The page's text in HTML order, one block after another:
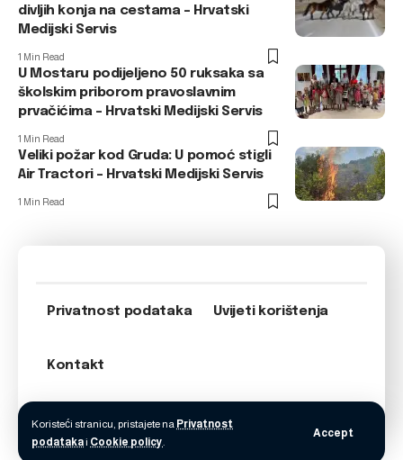
Koristeći stranicu, pristajete na Privatnost
podatakai Cookie policy.
Accept
divljih konja na cestama – Hrvatski
Medijski Servis
1 Min Read
U Mostaru podijeljeno 50 ruksaka sa
školskim priborom pravoslavnim
prvačićima – Hrvatski Medijski Servis
1 Min Read
Veliki požar kod Gruda: U pomoć stigli
Air Tractori – Hrvatski Medijski Servis
1 Min Read
Privatnost podataka Uvijeti korištenja
Kontakt